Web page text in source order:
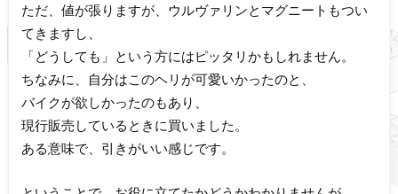
ただ、値が張りますが、ウルヴァリンとマグニートもつい
てきますし、
「どうしても」という方にはピッタリかもしれません。
ちなみに、自分はこのヘリが可愛いかったのと、
バイクが欲しかったのもあり、
現行販売しているときに買いました。
ある意味で、引きがいい感じです。